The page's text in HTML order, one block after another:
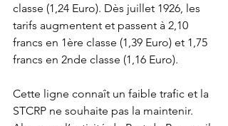
classe (1,24 Euro). Dès juillet 1926, les
tarifs augmentent et passent à 2,10
francs en 1ère classe (1,39 Euro) et 1,75
francs en 2nde classe (1,16 Euro).
Cette ligne connaît un faible trafic et la
STCRP ne souhaite pas la maintenir.